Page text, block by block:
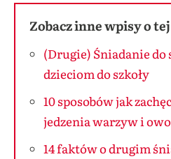
Zobacz inne wpisy o
(Drugie) Śniadanie do
dzieciom do szkoły
10 sposobów jak
jedzenia warzyw i
14 faktów o drugim